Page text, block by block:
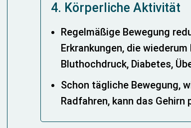
4. Körperliche Aktivität
Regelmäßige Bewegung
Erkrankungen, die
Bluthochdruck, Diabetes,
Schon tägliche Bewegung,
Radfahren, kann das